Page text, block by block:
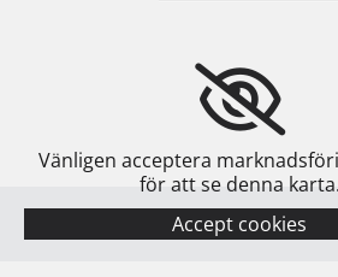
Vänligen acceptera
för att se denna karta.
Accept cookies